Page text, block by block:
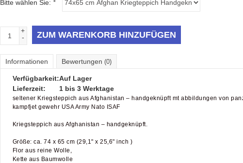
Bitte wählen Sie: *
+
-
ZUM WARENKORB HINZUFÜGEN
Informationen Bewertungen (0)
Verfügbarkeit:Auf Lager
Lieferzeit:
1 bis 3 Werktage
seltener Kriegsteppich aus Afghanistan – handgeknüpft mt abbildungen von
kampfjet gewehr USA Army Nato ISAF
Kriegsteppich aus Afghanistan – handgeknüpft.
Größe: ca. 74 x 65 cm (29,1" x 25,6" inch )
Flor aus reine Wolle,
Kette aus Baumwolle